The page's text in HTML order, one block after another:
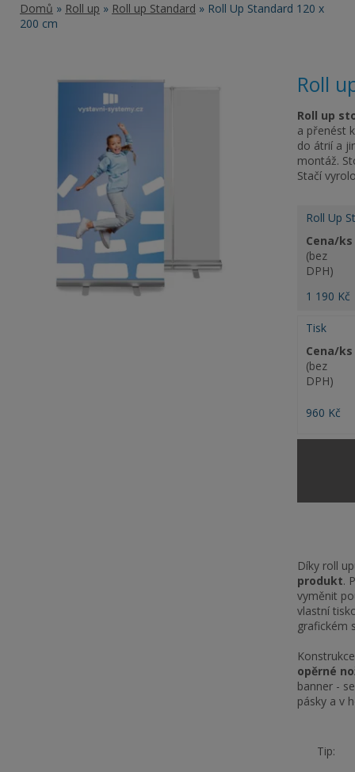
Domů » Roll up » Roll up Standard » Roll Up Standard 120 x
200 cm
Roll
Roll up
a přenést
do átrií a
montáž.
Stačí
Roll Up
Cena/ks
(bez
DPH)
1 190 Kč
Tisk
Cena/ks
(bez
DPH)
960 Kč
Díky roll
produkt.
vyměnit
vlastní
grafickém
opěrné
banner -
pásky a v
Tip: